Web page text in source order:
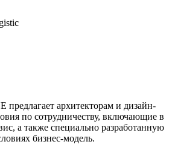
архитекторам и дизайн-
по сотрудничеству, включающие в
а также специально разработанную
бизнес-модель.